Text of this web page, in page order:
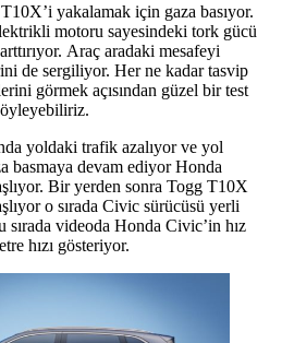
yakalamak için gaza basıyor.
motoru sayesindeki tork gücü
Araç aradaki mesafeyi
de sergiliyor. Her ne kadar tasvip
görmek açısından güzel bir test
yoldaki trafik azalıyor ve yol
basmaya devam ediyor Honda
Bir yerden sonra Togg T10X
o sırada Civic sürücüsü yerli
videoda Honda Civic’in hız
hızı gösteriyor.